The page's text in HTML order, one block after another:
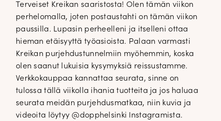
Terveiset Kreikan saaristosta! Olen tämän viikon
perhelomalla, joten postaustahti on tämän viikon
paussilla. Lupasin perheelleni ja itselleni ottaa
hieman etäisyyttä työasioista. Palaan varmasti
Kreikan purjehdustunnelmiin myöhemmin, koska
olen saanut lukuisia kysymyksiä reissustamme.
Verkkokauppaa kannattaa seurata, sinne on
tulossa tällä viikolla ihania tuotteita ja jos haluaa
seurata meidän purjehdusmatkaa, niin kuvia ja
videoita löytyy @dopphelsinki Instagramista.